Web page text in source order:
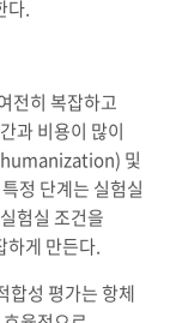
다.
전히 복잡하고
과 비용이 많이
및
정 단계는 실험실
험실 조건을
하게 만든다.
합성 평가는 항체